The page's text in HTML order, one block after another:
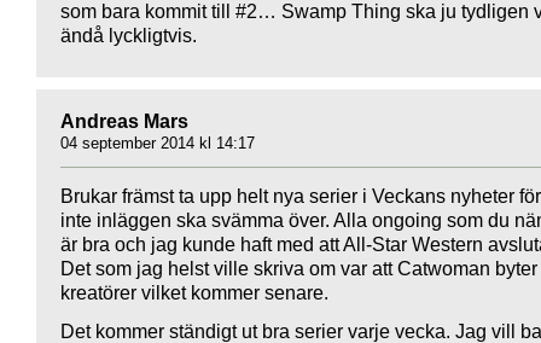
som bara kommit till #2… Swamp Thing ska ju tydligen
ändå lyckligtvis.
Andreas Mars
04 september 2014 kl 14:17
Brukar främst ta upp helt nya serier i Veckans nyheter
inte inläggen ska svämma över. Alla ongoing som du
är bra och jag kunde haft med att All-Star Western
Det som jag helst ville skriva om var att Catwoman byter
kreatörer vilket kommer senare.
Det kommer ständigt ut bra serier varje vecka. Jag vill